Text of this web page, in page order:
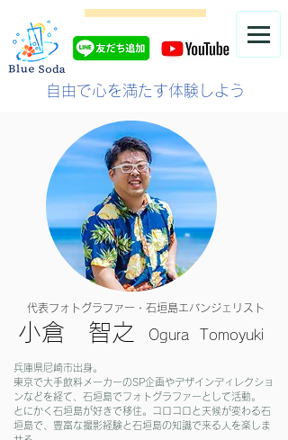
自由で心を満たす体験しよう
代表フォトグラファー・石垣島エバンジェリスト
小倉 智之 Ogura Tomoyuki
​兵庫県尼崎市出身。
​東京で大手飲料メーカーのSP企画やデザインディレクショ
ンなどを経て、石垣島でフォトグラファーとして活動。
とにかく石垣島が好きで移住。コロコロと天候が変わる石
垣島で、豊富な撮影経験と石垣島の知識で来る人を楽しま